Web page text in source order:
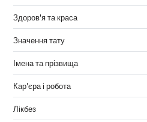
Здоров'я та краса
Значення тату
Імена та прізвища
Кар'єра і робота
Лікбез